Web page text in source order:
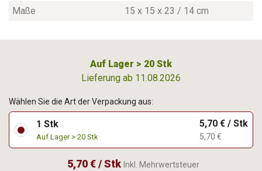
Maße
15 x 15 x 23 / 14 cm
Auf Lager > 20 Stk
Lieferung ab 11.08.2026
Wählen Sie die Art der Verpackung aus:
1 Stk
Auf Lager > 20 Stk
5,70 € / Stk
5,70 €
5,70 € / Stk Inkl. Mehrwertsteuer